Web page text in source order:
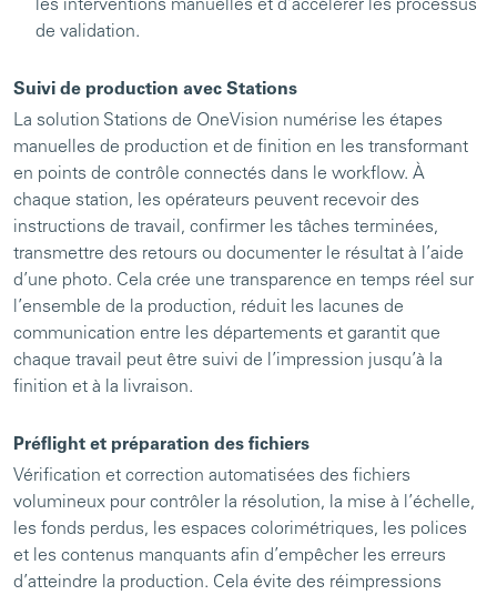
les interventions manuelles et d’accélérer les processus
de validation.
Suivi de production avec Stations
La solution Stations de OneVision numérise les étapes
manuelles de production et de finition en les transformant
en points de contrôle connectés dans le workflow. À
chaque station, les opérateurs peuvent recevoir des
instructions de travail, confirmer les tâches terminées,
transmettre des retours ou documenter le résultat à l’aide
d’une photo. Cela crée une transparence en temps réel sur
l’ensemble de la production, réduit les lacunes de
communication entre les départements et garantit que
chaque travail peut être suivi de l’impression jusqu’à la
finition et à la livraison.
Préflight et préparation des fichiers
Vérification et correction automatisées des fichiers
volumineux pour contrôler la résolution, la mise à l’échelle,
les fonds perdus, les espaces colorimétriques, les polices
et les contenus manquants afin d’empêcher les erreurs
d’atteindre la production. Cela évite des réimpressions